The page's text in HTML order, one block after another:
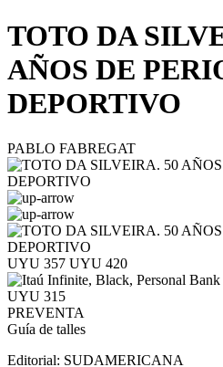
TOTO DA
AÑOS DE
DEPORTIVO
PABLO FABREGAT
UYU 357 UYU 420
UYU 315
PREVENTA
Guía de talles
Editorial: SUDAMERICANA